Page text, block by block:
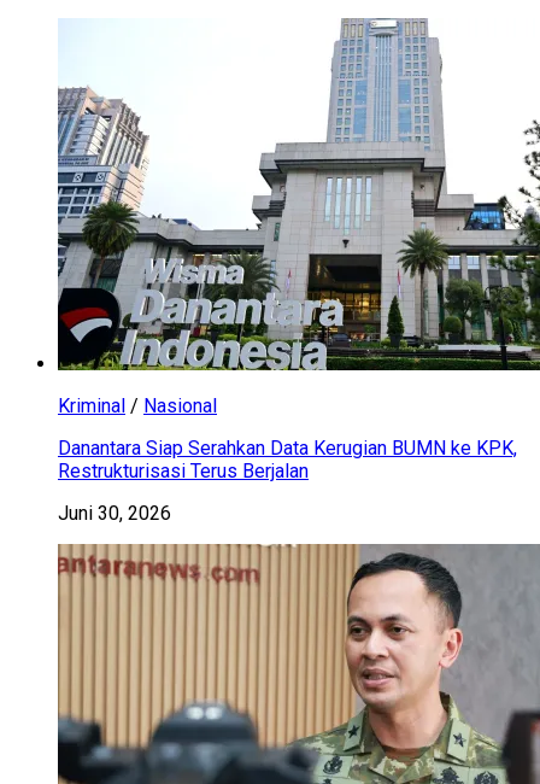
Kriminal / Nasional
Danantara Siap Serahkan Data Kerugian BUMN ke KPK,
Restrukturisasi Terus Berjalan
Juni 30, 2026